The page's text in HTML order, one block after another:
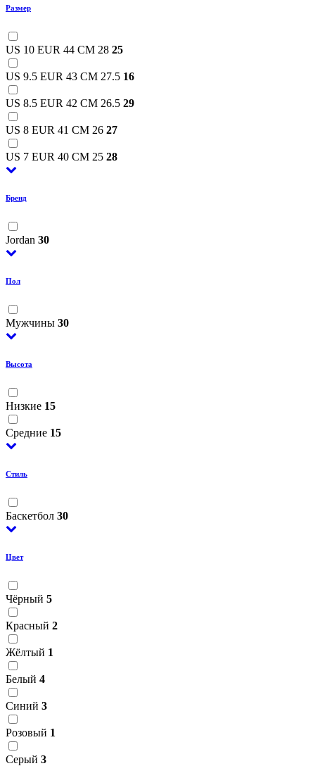
Размер
US 10 EUR 44 CM 28 25
US 9.5 EUR 43 CM 27.5 16
US 8.5 EUR 42 CM 26.5 29
US 8 EUR 41 CM 26 27
US 7 EUR 40 CM 25 28
Бренд
Jordan 30
Пол
Мужчины 30
Высота
Низкие 15
Средние 15
Стиль
Баскетбол 30
Цвет
Чёрный 5
Красный 2
Жёлтый 1
Белый 4
Синий 3
Розовый 1
Серый 3